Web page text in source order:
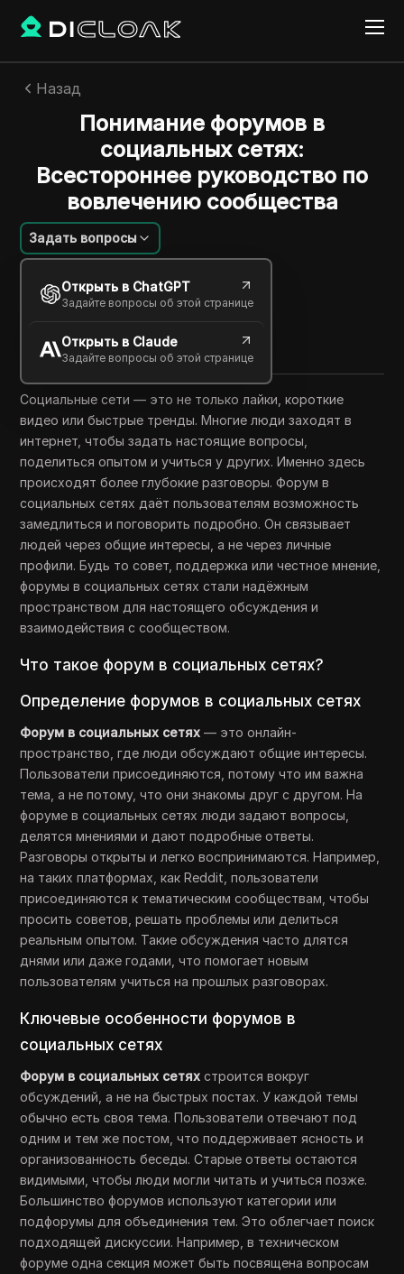
Назад
Понимание форумов в
социальных сетях:
Всестороннее руководство по
вовлечению сообщества
Задать вопросы
Открыть в ChatGPT
Задайте вопросы об этой странице
Открыть в Claude
Задайте вопросы об этой странице
Jessica Wardell
13 янв. 2026 6 минут
Copy Link
Социальные сети — это не только лайки, короткие
видео или быстрые тренды. Многие люди заходят в
интернет, чтобы задать настоящие вопросы,
поделиться опытом и учиться у других. Именно здесь
происходят более глубокие разговоры. Форум в
социальных сетях даёт пользователям возможность
замедлиться и поговорить подробно. Он связывает
людей через общие интересы, а не через личные
профили. Будь то совет, поддержка или честное мнение,
форумы в социальных сетях стали надёжным
пространством для настоящего обсуждения и
взаимодействия с сообществом.
Что такое форум в социальных сетях?
Определение форумов в социальных сетях
Форум в социальных сетях — это онлайн-
пространство, где люди обсуждают общие интересы.
Пользователи присоединяются, потому что им важна
тема, а не потому, что они знакомы друг с другом. На
форуме в социальных сетях люди задают вопросы,
делятся мнениями и дают подробные ответы.
Разговоры открыты и легко воспринимаются. Например,
на таких платформах, как Reddit, пользователи
присоединяются к тематическим сообществам, чтобы
просить советов, решать проблемы или делиться
реальным опытом. Такие обсуждения часто длятся
днями или даже годами, что помогает новым
пользователям учиться на прошлых разговорах.
Ключевые особенности форумов в
социальных сетях
Форум в социальных сетях строится вокруг
обсуждений, а не на быстрых постах. У каждой темы
обычно есть своя тема. Пользователи отвечают под
одним и тем же постом, что поддерживает ясность и
организованность беседы. Старые ответы остаются
видимыми, чтобы люди могли читать и учиться позже.
Большинство форумов используют категории или
подфорумы для объединения тем. Это облегчает поиск
подходящей дискуссии. Например, в техническом
форуме одна секция может быть посвящена вопросам